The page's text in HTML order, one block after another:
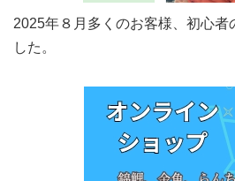
2025年８月多くのお客様、初心者
した。